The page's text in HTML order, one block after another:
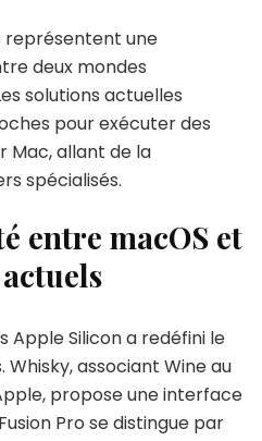
représentent une
deux mondes
solutions actuelles
pour exécuter des
Mac, allant de la
spécialisés.
entre macOS et
Apple Silicon a redéfini le
associant Wine au
propose une interface
Pro se distingue par